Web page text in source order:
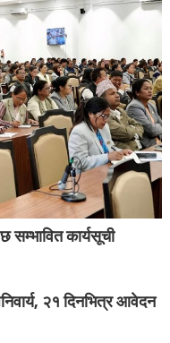
कार्यसूची
२१ दिनभित्र आवेदन